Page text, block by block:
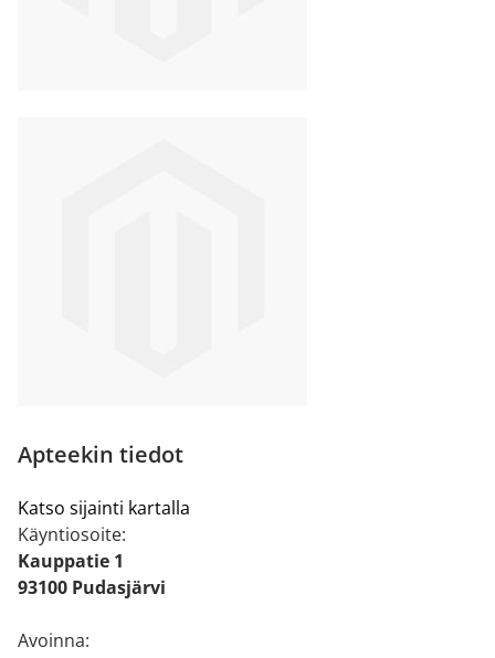
Apteekin tiedot
Katso sijainti kartalla
Käyntiosoite:
Kauppatie 1
93100 Pudasjärvi
Avoinna: